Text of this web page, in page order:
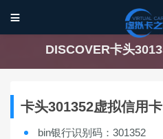

DISCOVER卡头
卡头301352虚拟信用卡
bin银行识别码：301352